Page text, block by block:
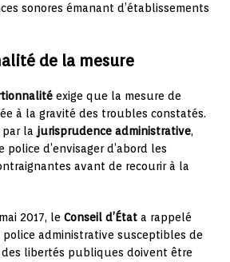
sonores émanant d’établissements
de la mesure
exige que la mesure de
à la gravité des troubles constatés.
par la jurisprudence administrative,
police d’envisager d’abord les
avant de recourir à la
2017, le Conseil d’État a rappelé
police administrative susceptibles de
des libertés publiques doivent être